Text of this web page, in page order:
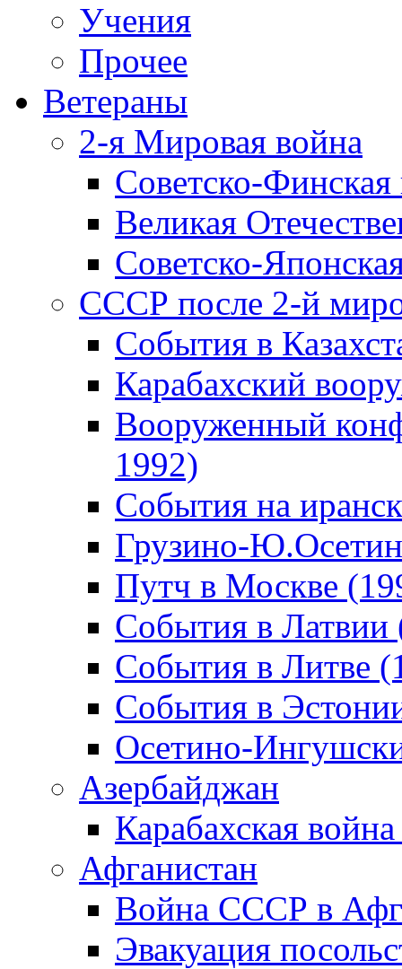
Учения
Прочее
Ветераны
2-я Мировая война
Советско-
Великая
Советско-
СССР после 2-й
События в
Карабахский
Вооруженный
1992)
События на
Грузино-
Путч в Москве
События в Латвии
События в Литве
События в
Осетино-
Азербайджан
Карабахская
Афганистан
Война СССР в
Эвакуация